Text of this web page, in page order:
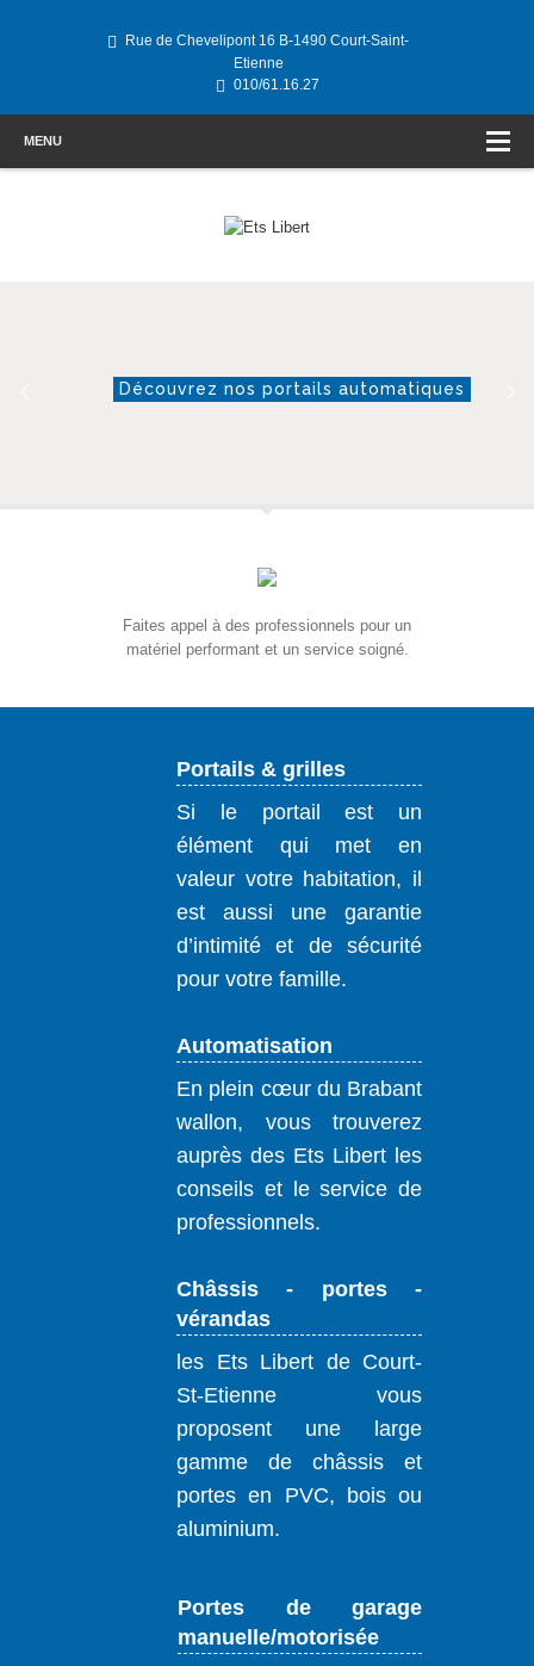
Rue de Chevelipont 16 B-1490 Court-Saint-
Etienne
010/61.16.27
MENU
Découvrez nos portails automatiques
Faites appel à des professionnels pour un
matériel performant et un service soigné.
Portails & grilles
Si le portail est un
élément qui met en
valeur votre habitation, il
est aussi une garantie
d’intimité et de sécurité
pour votre famille.
Automatisation
En plein cœur du Brabant
wallon, vous trouverez
auprès des Ets Libert les
conseils et le service de
professionnels.
Châssis - portes -
vérandas
les Ets Libert de Court-
St-Etienne vous
proposent une large
gamme de châssis et
portes en PVC, bois ou
aluminium.
Portes de garage
manuelle/motorisée